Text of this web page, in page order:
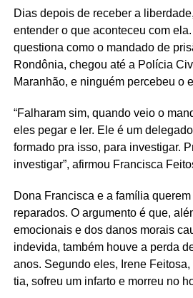
Dias depois de receber a
entender o que aconteceu com
questiona como o mandado de
Rondônia, chegou até a Polícia
Maranhão, e ninguém percebeu o
“Falharam sim, quando veio o
eles pegar e ler. Ele é um
formado pra isso, para investigar.
investigar”, afirmou Francisca
Dona Francisca e a família
reparados. O argumento é que,
emocionais e dos danos morais
indevida, também houve a perda
anos. Segundo eles, Irene
tia, sofreu um infarto e morreu no